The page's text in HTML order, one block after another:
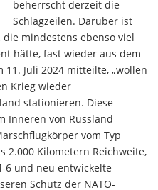
beherrscht derzeit die
Schlagzeilen. Darüber ist
mindestens ebenso viel
hätte, fast wieder aus dem
11. Juli 2024 mitteilte, „wollen
Krieg wieder
stationieren. Diese
Inneren von Russland
vom Typ
2.000 Kilometern Reichweite,
6 und neu entwickelte
Schutz der NATO-